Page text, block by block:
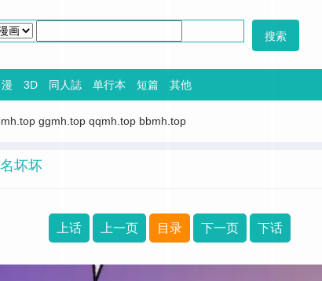
3D 同人誌 单行本 短篇 其他
ggmh.top qqmh.top bbmh.top
坏坏
上话 上一页 目录 下一页 下话